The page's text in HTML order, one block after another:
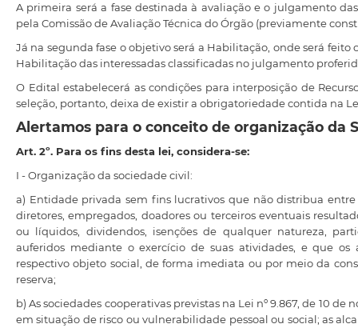
A primeira será a fase destinada à avaliação e o julgamento
pela Comissão de Avaliação Técnica do Órgão (previamente
Já na segunda fase o objetivo será a Habilitação, onde será
Habilitação das interessadas classificadas no julgamento
O Edital estabelecerá as condições para interposição de
seleção, portanto, deixa de existir a obrigatoriedade contida na
Alertamos para o conceito de organização da
Art. 2º. Para os fins desta lei, considera-se:
I - Organização da sociedade civil:
a) Entidade privada sem fins lucrativos que não distribua entre
diretores, empregados, doadores ou terceiros eventuais
ou líquidos, dividendos, isenções de qualquer natureza,
auferidos mediante o exercício de suas atividades, e que
respectivo objeto social, de forma imediata ou por meio da
reserva;
b) As sociedades cooperativas previstas na Lei nº 9.867, de 10 de
em situação de risco ou vulnerabilidade pessoal ou social; as